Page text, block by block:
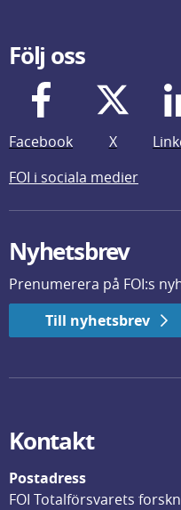
Följ oss
Facebook X
FOI i sociala medier
Nyhetsbrev
Prenumerera på FOI:s
Till nyhetsbrev
Kontakt
Postadress
FOI Totalförsvarets